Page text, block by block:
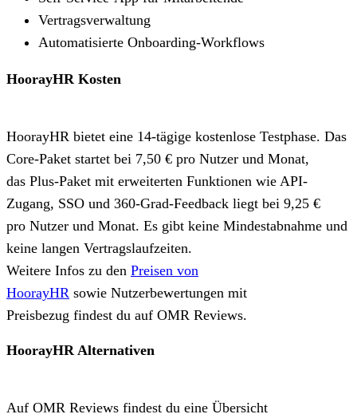
Vertragsverwaltung
Automatisierte Onboarding-Workflows
HoorayHR Kosten
HoorayHR bietet eine 14-tägige kostenlose Testphase. Das
Core-Paket startet bei 7,50 € pro Nutzer und Monat,
das Plus-Paket mit erweiterten Funktionen wie API-
Zugang, SSO und 360-Grad-Feedback liegt bei 9,25 €
pro Nutzer und Monat. Es gibt keine Mindestabnahme und
keine langen Vertragslaufzeiten.
Weitere Infos zu den Preisen von
HoorayHR sowie Nutzerbewertungen mit
Preisbezug findest du auf OMR Reviews.
HoorayHR Alternativen
Auf OMR Reviews findest du eine Übersicht